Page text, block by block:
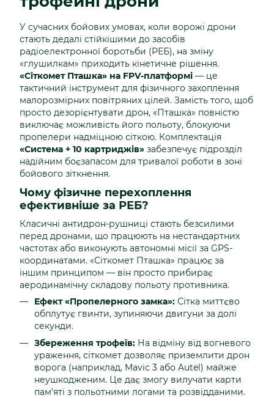
У сучасних бойових умовах, коли ворожі дрони
стають дедалі стійкішими до засобів
радіоелектронної боротьби (РЕБ), на зміну
«глушилкам» приходить кінетичне рішення.
«Сіткомет Пташка» на FPV-платформі — це
тактичний інструмент для фізичного захоплення
малорозмірних повітряних цілей. Замість того, щоб
просто дезорієнтувати дрон, «Пташка» повністю
виключає можливість його польоту, блокуючи
пропелери надміцною сіткою. Комплектація
«Система + 10 картриджів» забезпечує підрозділ
надійним боєзапасом для тривалої роботи в зоні
бойового зіткнення.
Чому фізичне перехоплення
ефективніше за РЕБ?
Класичні антидрон-рушниці стають безсилими
перед дронами, що працюють на нестандартних
частотах або виконують автономні місії за GPS-
координатами. «Сіткомет Пташка» працює за
іншим принципом — він просто прибирає
аеродинамічну складову польоту противника.
Ефект «Пропелерного замка»: Сітка миттєво
обплутує гвинти, зупиняючи двигуни за долі
секунди.
Збереження трофеїв: На відміну від вогневого
ураження, сіткомет дозволяє приземлити дрон
ворога (наприклад, Mavic 3 або Autel) майже
неушкодженим. Це дає змогу вилучати карти
пам’яті з польотними логами та розвідданими.